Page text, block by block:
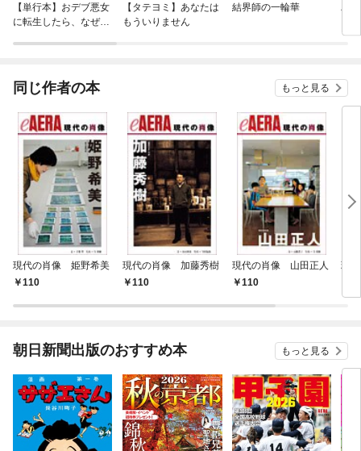
【単行本】おデブ悪女
に転生したら、なぜか
【タテヨミ】あなたは
もういりません
結界師の一輪華
バ
今
同じ作者の本 もっと見る
現代の肖像 姫野希美
110
現代の肖像 加藤秀樹
110
現代の肖像 山田正人
110
現
朝日新聞出版のおすすめ本 もっと見る